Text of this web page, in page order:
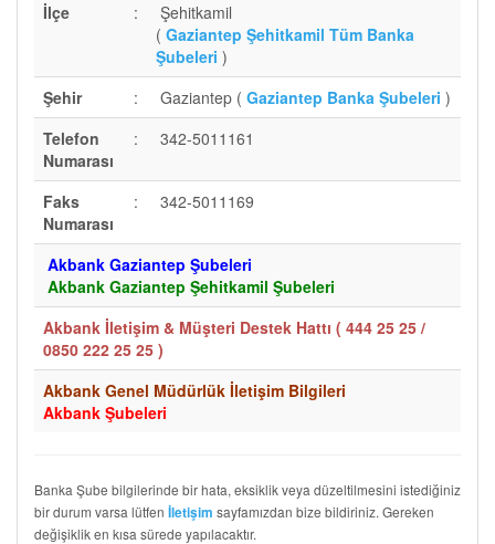
İlçe
:
Şehitkamil
( Gaziantep Şehitkamil Tüm Banka
Şubeleri )
Şehir
: Gaziantep ( Gaziantep Banka Şubeleri )
Telefon
Numarası
: 342-5011161
Faks
Numarası
: 342-5011169
Akbank Gaziantep Şubeleri
Akbank Gaziantep Şehitkamil Şubeleri
Akbank İletişim & Müşteri Destek Hattı ( 444 25 25 /
0850 222 25 25 )
Akbank Genel Müdürlük İletişim Bilgileri
Akbank Şubeleri
Banka Şube bilgilerinde bir hata, eksiklik veya düzeltilmesini istediğiniz
bir durum varsa lütfen İletişim sayfamızdan bize bildiriniz. Gereken
değişiklik en kısa sürede yapılacaktır.